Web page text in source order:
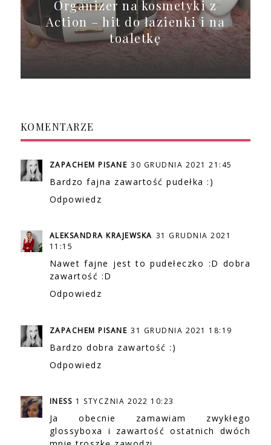
Organizer na kosmetyki z
Action – hit do łazienki i na
toaletkę
KOMENTARZE
ZAPACHEM PISANE 30 GRUDNIA 2021 21:45
Bardzo fajna zawartość pudełka :)
Odpowiedz
ALEKSANDRA KRAJEWSKA 31 GRUDNIA 2021
11:15
Nawet fajne jest to pudełeczko :D dobra
zawartość :D
Odpowiedz
ZAPACHEM PISANE 31 GRUDNIA 2021 18:19
Bardzo dobra zawartość :)
Odpowiedz
INESS 1 STYCZNIA 2022 10:23
Ja obecnie zamawiam zwykłego
glossyboxa i zawartość ostatnich dwóch